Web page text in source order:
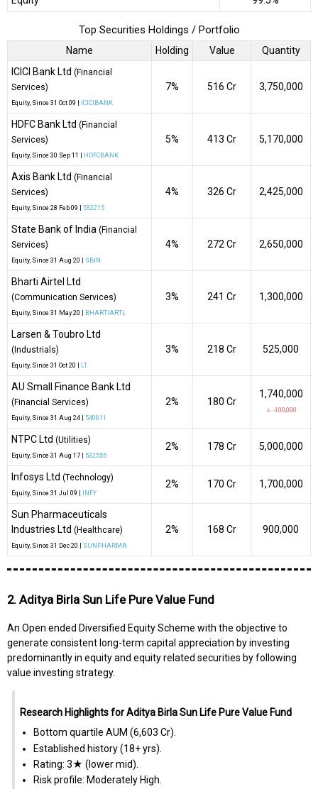
Top Securities Holdings / Portfolio
Name Holding Value
Quantity
ICICI Bank Ltd (Financial
Services)
Equity, Since 31 Oct 09 | ICICIBANK
7% ₹516 Cr 3,750,000
HDFC Bank Ltd (Financial
Services)
Equity, Since 30 Sep 11 | HDFCBANK
5% ₹413 Cr 5,170,000
Axis Bank Ltd (Financial
Services)
Equity, Since 28 Feb 09 | 532215
4% ₹326 Cr 2,425,000
State Bank of India (Financial
Services)
Equity, Since 31 Aug 20 | SBIN
4% ₹272 Cr 2,650,000
Bharti Airtel Ltd
(Communication Services)
Equity, Since 31 May 20 | BHARTIARTL
3% ₹241 Cr 1,300,000
Larsen & Toubro Ltd
(Industrials)
Equity, Since 31 Oct 20 | LT
3% ₹218 Cr 525,000
AU Small Finance Bank Ltd
(Financial Services)
Equity, Since 31 Aug 24 | 540611
2% ₹180 Cr
1,740,000
↓ -100,000
NTPC Ltd (Utilities)
Equity, Since 31 Aug 17 | 532555
2% ₹178 Cr 5,000,000
Infosys Ltd (Technology)
Equity, Since 31 Jul 09 | INFY
2% ₹170 Cr 1,700,000
Sun Pharmaceuticals
Industries Ltd (Healthcare)
Equity, Since 31 Dec 20 | SUNPHARMA
2% ₹168 Cr 900,000
2. Aditya Birla Sun Life Pure Value Fund
An Open ended Diversified Equity Scheme with the objective to
generate consistent long-term capital appreciation by investing
predominantly in equity and equity related securities by following
value investing strategy.
Research Highlights for Aditya Birla Sun Life Pure Value Fund
Bottom quartile AUM (₹6,603 Cr).
Established history (18+ yrs).
Rating: 3★ (lower mid).
Risk profile: Moderately High.